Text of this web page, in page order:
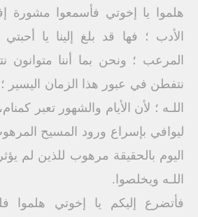
هلموا يا إخوتي فأسمعوا مشورة
الأدب ؛ فها قد بلغ إلينا يا
المرعب ؛ ونحن بما أننا متوانون
نتفطن في عبور هذا الزمان
اللـه ؛ لأن الأيام والشهور تعبر
ليوافي بإسراع ورود المسيح
اليوم بالحقيقة مرهوب للذين لم
اللـه ويخلصوا.
فأتضرع إليكم يا إخوتي هلموا